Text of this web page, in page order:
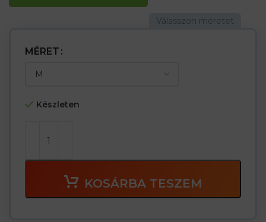
szűrőket, vagy a félmaszk cserélhető vagy visszaadható
higiénikus okokból, csak az eredeti csomagba
Filter 3M™ 2135 P3 against particles and debris 2 pcs in a
P2 protection – without the use of additional accessories
MÉRET
Készleten
KOSÁRBA TESZEM